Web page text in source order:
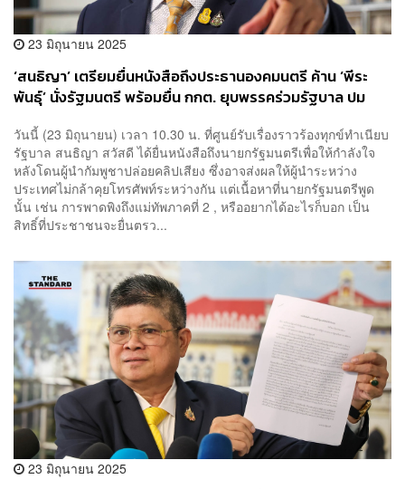
23 มิถุนายน 2025
‘สนธิญา’ เตรียมยื่นหนังสือถึงประธานองคมนตรี ค้าน ‘พีระ
พันธุ์’ นั่งรัฐมนตรี พร้อมยื่น กกต. ยุบพรรคร่วมรัฐบาล ปม
วันนี้ (23 มิถุนายน) เวลา 10.30 น. ที่ศูนย์รับเรื่องราวร้องทุกข์ทำเนียบ
รัฐบาล สนธิญา สวัสดี ได้ยื่นหนังสือถึงนายกรัฐมนตรีเพื่อให้กำลังใจ
หลังโดนผู้นำกัมพูชาปล่อยคลิปเสียง ซึ่งอาจส่งผลให้ผู้นำระหว่าง
ประเทศไม่กล้าคุยโทรศัพท์ระหว่างกัน แต่เนื้อหาที่นายกรัฐมนตรีพูด
นั้น เช่น การพาดพิงถึงแม่ทัพภาคที่ 2 , หรืออยากได้อะไรก็บอก เป็น
สิทธิ์ที่ประชาชนจะยื่นตรว...
23 มิถุนายน 2025